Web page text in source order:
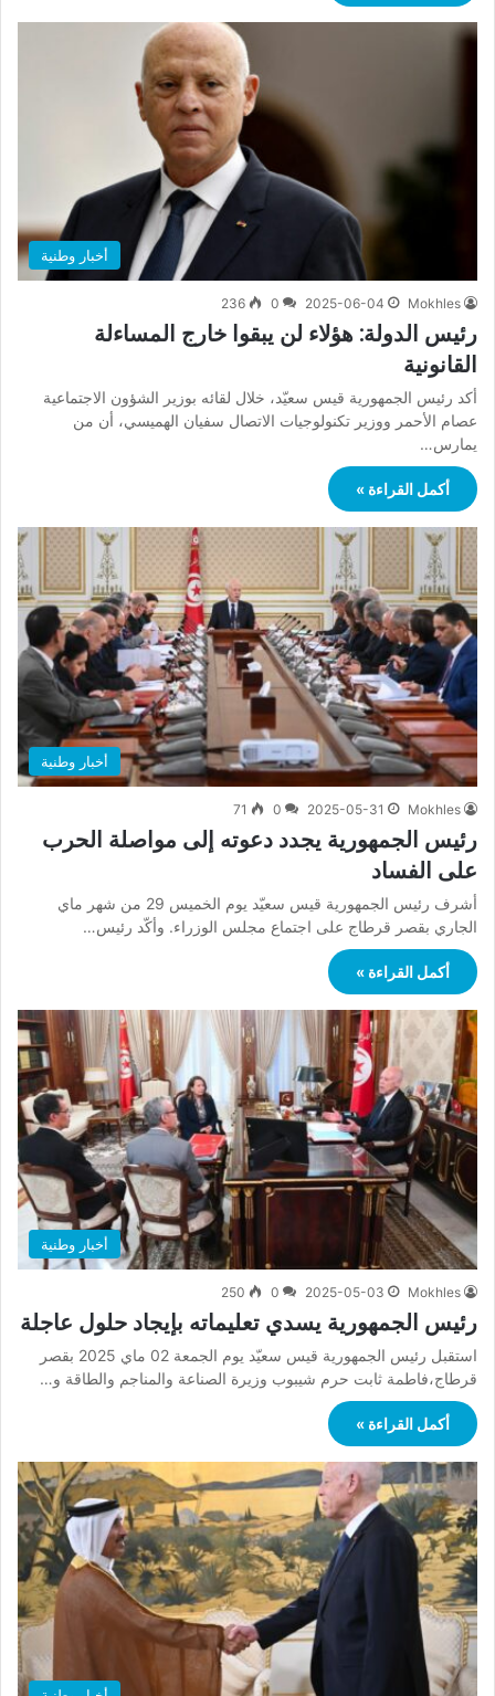
أخبار وطنية
Mokhles
2025-06-04
0
236
رئيس الدولة: هؤلاء لن يبقوا خارج المساءلة
القانونية
أكد رئيس الجمهورية قيس سعيّد، خلال لقائه بوزير الشؤون الاجتماعية
عصام الأحمر ووزير تكنولوجيات الاتصال سفيان الهميسي، أن من
يمارس…
أكمل القراءة »
أخبار وطنية
Mokhles
2025-05-31
0
71
رئيس الجمهورية يجدد دعوته إلى مواصلة الحرب
على الفساد
أشرف رئيس الجمهورية قيس سعيّد يوم الخميس 29 من شهر ماي
الجاري بقصر قرطاج على اجتماع مجلس الوزراء. وأكّد رئيس…
أكمل القراءة »
أخبار وطنية
Mokhles
2025-05-03
0
250
رئيس الجمهورية يسدي تعليماته بإيجاد حلول عاجلة
استقبل رئيس الجمهورية قيس سعيّد يوم الجمعة 02 ماي 2025 بقصر
قرطاج،فاطمة ثابت حرم شيبوب وزيرة الصناعة والمناجم والطاقة و…
أكمل القراءة »